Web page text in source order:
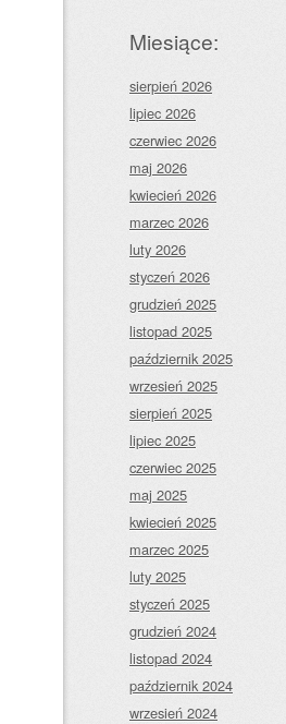
Miesiące:
sierpień 2026
lipiec 2026
czerwiec 2026
maj 2026
kwiecień 2026
marzec 2026
luty 2026
styczeń 2026
grudzień 2025
listopad 2025
październik 2025
wrzesień 2025
sierpień 2025
lipiec 2025
czerwiec 2025
maj 2025
kwiecień 2025
marzec 2025
luty 2025
styczeń 2025
grudzień 2024
listopad 2024
październik 2024
wrzesień 2024